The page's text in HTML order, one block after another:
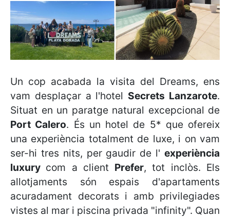
Un cop acabada la visita del Dreams, ens
vam desplaçar a l'hotel Secrets Lanzarote.
Situat en un paratge natural excepcional de
Port Calero. És un hotel de 5* que ofereix
una experiència totalment de luxe, i on vam
ser-hi tres nits, per gaudir de l' experiència
luxury com a client Prefer, tot inclòs. Els
allotjaments són espais d'apartaments
acuradament decorats i amb privilegiades
vistes al mar i piscina privada "infinity". Quan